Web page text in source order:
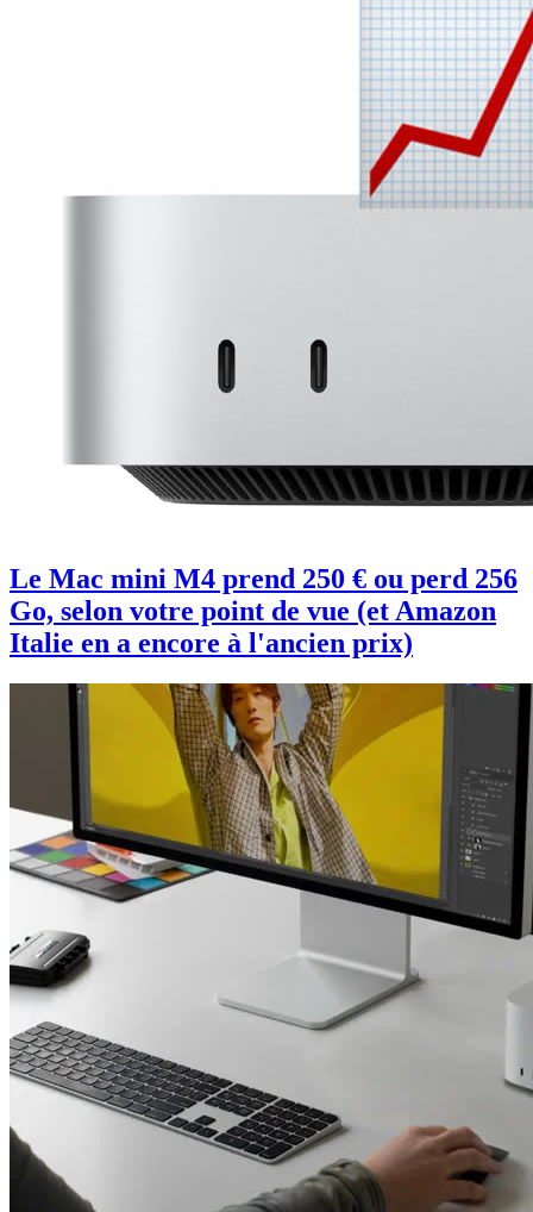
Le Mac mini M4 prend 250 € ou perd 256
Go, selon votre point de vue (et Amazon
Italie en a encore à l'ancien prix)